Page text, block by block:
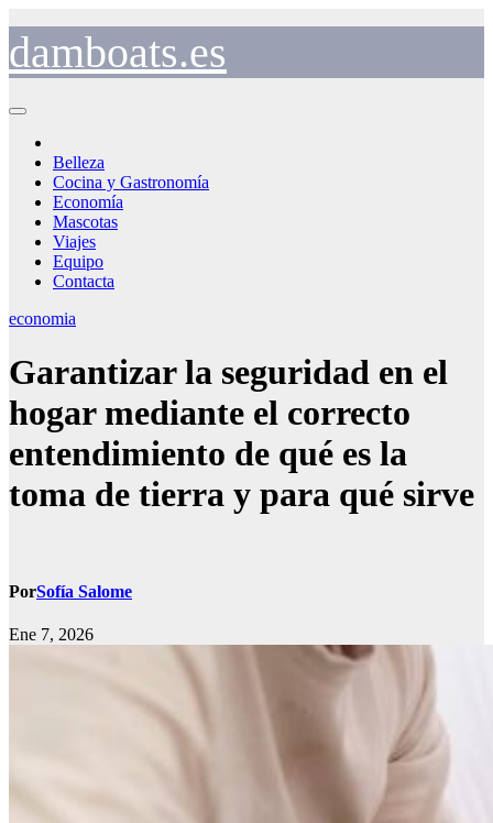
contenido
damboats.es
Belleza
Cocina y Gastronomía
Economía
Mascotas
Viajes
Equipo
Contacta
economia
Garantizar la seguridad en el
hogar mediante el correcto
entendimiento de qué es la
toma de tierra y para qué sirve
PorSofía Salome
Ene 7, 2026